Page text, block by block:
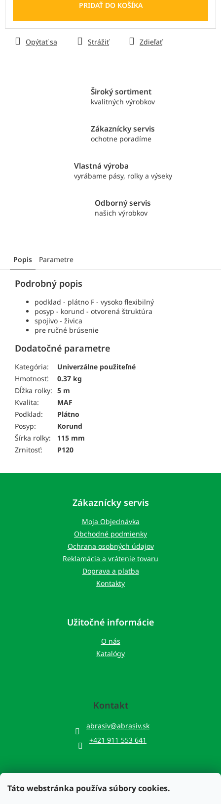
Táto webstránka používa súbory cookies.
PRIDAŤ DO KOŠÍKA
Opýtať sa Strážiť Zdieľať
Široký sortiment
kvalitných výrobkov
Zákaznícky servis
ochotne poradíme
Vlastná výroba
vyrábame pásy, rolky a výseky
Odborný servis
našich výrobkov
Popis Parametre
Podrobný popis
podklad - plátno F - vysoko flexibilný
posyp - korund - otvorená štruktúra
spojivo - živica
pre ručné brúsenie
Dodatočné parametre
Kategória:
Univerzálne použiteľné
Hmotnosť:
0.37 kg
Dĺžka rolky: 5 m
Kvalita:
MAF
Podklad:
Plátno
Posyp:
Korund
Šírka rolky:
115 mm
Zrnitosť:
P120
Zákaznícky servis
Moja Objednávka
Obchodné podmienky
Ochrana osobných údajov
Reklamácia a vrátenie tovaru
Doprava a platba
Kontakty
Užitočné informácie
O nás
Katalógy
Kontakt
abrasiv@abrasiv.sk
+421 911 553 641
Prijímame online platby